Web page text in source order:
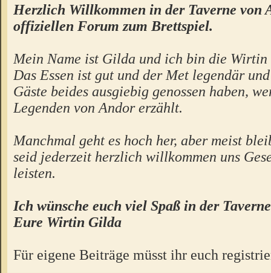
Herzlich Willkommen in der Taverne von
offiziellen Forum zum Brettspiel.
Mein Name ist Gilda und ich bin die Wirtin
Das Essen ist gut und der Met legendär
Gäste beides ausgiebig genossen haben,
Legenden von Andor erzählt.
Manchmal geht es hoch her, aber meist
seid jederzeit herzlich willkommen uns
leisten.
Ich wünsche euch viel Spaß in der
Eure Wirtin Gilda
Für eigene Beiträge müsst ihr euch